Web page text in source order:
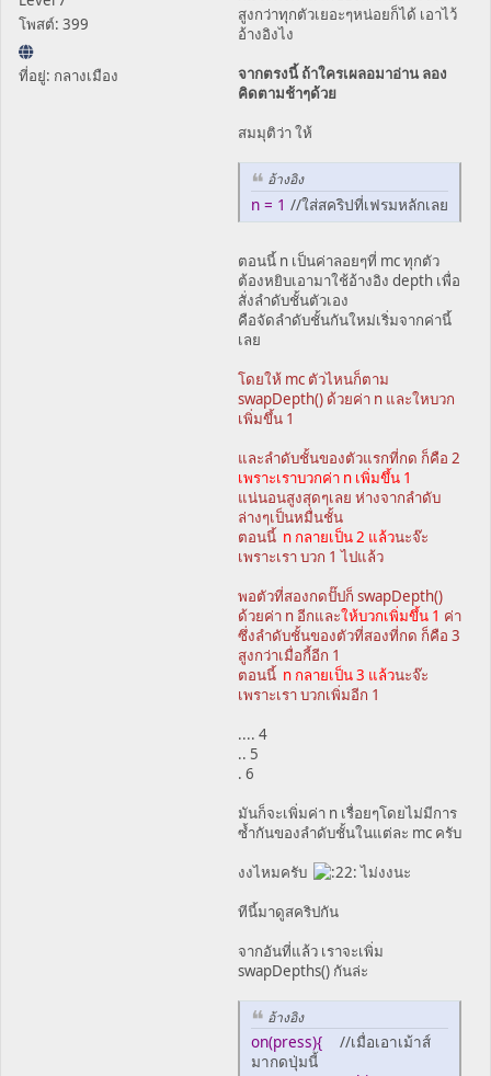
โพสต์: 399
ที่อยู่: กลางเมือง
สูงกว่าทุกตัวเยอะๆหน่อยก็ได้ เอาไว้
อ้างอิงไง
จากตรงนี้ ถ้าใครเผลอมาอ่าน ลอง
คิดตามช้าๆด้วย
สมมุติว่า ให้
อ้างอิง
n = 1 //ใส่สคริปที่เฟรมหลักเลย
ตอนนี้ n เป็นค่าลอยๆที่ mc ทุกตัว
ต้องหยิบเอามาใช้อ้างอิง depth เพื่อ
สั่งลำดับชั้นตัวเอง
คือจัดลำดับชั้นกันใหม่เริ่มจากค่านี้
เลย
โดยให้ mc ตัวไหนก็ตาม
swapDepth() ด้วยค่า n และใหบวก
เพิ่มขึ้น 1
และลำดับชั้นของตัวแรกที่กด ก็คือ 2
เพราะเราบวกค่า n เพิ่มขึ้น 1
แน่นอนสูงสุดๆเลย ห่างจากลำดับ
ล่างๆเป็นหมื่นชั้น
ตอนนี้ n กลายเป็น 2 แล้วนะจ๊ะ
เพราะเรา บวก 1 ไปแล้ว
พอตัวที่สองกดปั๊ปก็ swapDepth()
ด้วยค่า n อีกและให้บวกเพิ่มขึ้น 1 ค่า
ซึ่งลำดับชั้นของตัวที่สองที่กด ก็คือ 3
สูงกว่าเมื่อกี้อีก 1
ตอนนี้ n กลายเป็น 3 แล้วนะจ๊ะ
เพราะเรา บวกเพิ่มอีก 1
.... 4
.. 5
. 6
มันก็จะเพิ่มค่า n เรื่อยๆโดยไม่มีการ
ซ้ำกันของลำดับชั้นในแต่ละ mc ครับ
งงไหมครับ
ไม่งงนะ
ทีนี้มาดูสคริปกัน
จากอันที่แล้ว เราจะเพิ่ม
swapDepths() กันล่ะ
อ้างอิง
on(press){
//เมื่อเอาเม้าส์
มากดปุ่มนี้